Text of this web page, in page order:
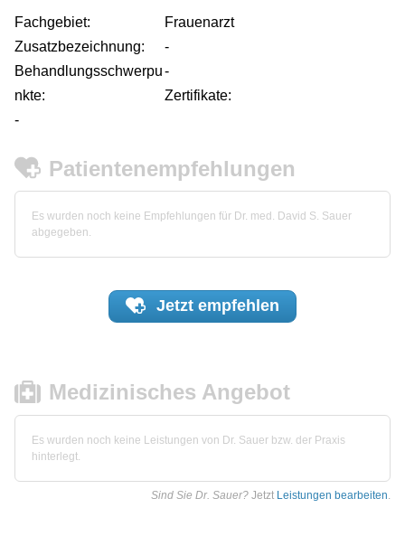
Fachgebiet:
Frauenarzt
Zusatzbezeichnung:
-
Behandlungsschwerpu
nkte:
-
Zertifikate:
-
Patientenempfehlungen
Es wurden noch keine Empfehlungen für Dr. med. David S. Sauer
abgegeben.
Jetzt empfehlen
Medizinisches Angebot
Es wurden noch keine Leistungen von Dr. Sauer bzw. der Praxis
hinterlegt.
Sind Sie Dr. Sauer? Jetzt Leistungen bearbeiten.